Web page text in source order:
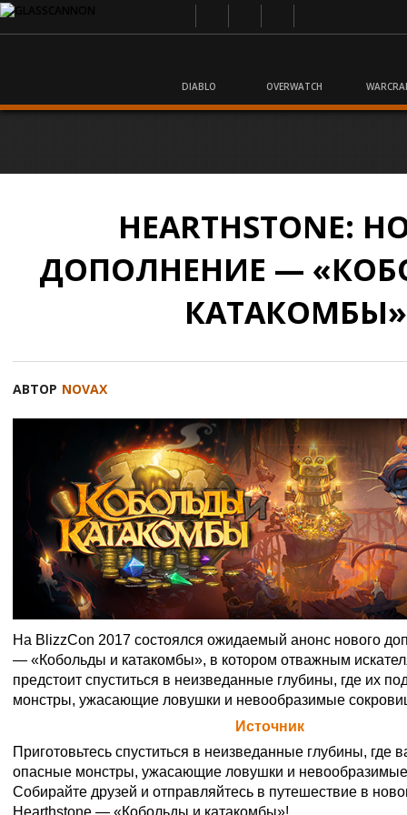
DIABLO OVERWATCH
HEARTHSTONE:
ДОПОЛНЕНИЕ —
КАТАКОМБЫ»
АВТОР NOVAX
На BlizzCon 2017 состоялся ожидаемый анонс нового
— «Кобольды и катакомбы», в котором отважным
предстоит спуститься в неизведанные глубины, где их
монстры, ужасающие ловушки и невообразимые
Источник
Приготовьтесь спуститься в неизведанные глубины, где
опасные монстры, ужасающие ловушки и
Собирайте друзей и отправляйтесь в путешествие в